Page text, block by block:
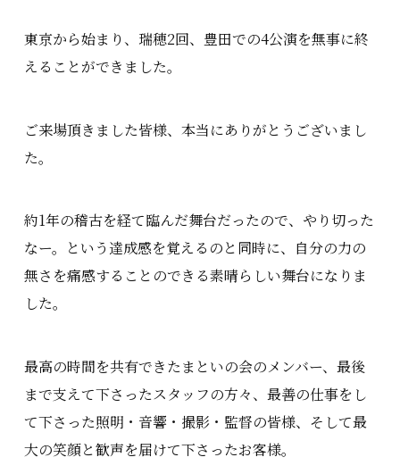
東京から始まり、瑞穂2回、豊田での4公演を無事に終
えることができました。
ご来場頂きました皆様、本当にありがとうございまし
た。
約1年の稽古を経て臨んだ舞台だったので、やり切った
なー。という達成感を覚えるのと同時に、自分の力の
無さを痛感することのできる素晴らしい舞台になりま
した。
最高の時間を共有できたまといの会のメンバー、最後
まで支えて下さったスタッフの方々、最善の仕事をし
て下さった照明・音響・撮影・監督の皆様、そして最
大の笑顔と歓声を届けて下さったお客様。